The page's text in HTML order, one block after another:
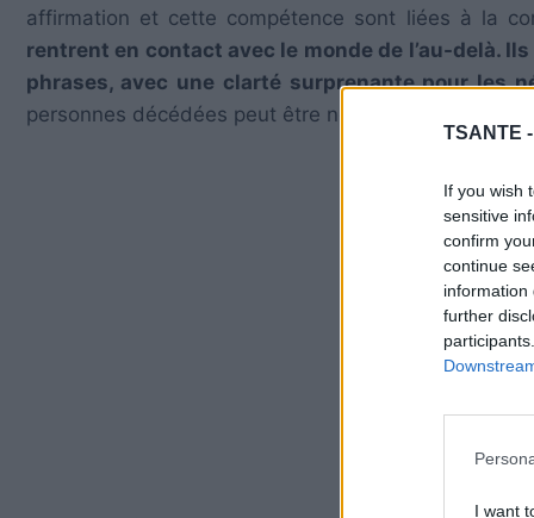
TSANTE -
If you wish
sensitive
confirm
continue
information
further
I want
affirmation et cette compétence sont liées à la
rentrent en contact avec le monde de l’au-delà.
phrases, avec une clarté surprenante pour les
personnes décédées peut être néfaste pour un